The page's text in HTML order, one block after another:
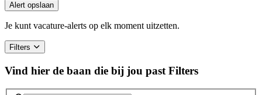
Alert opslaan
Je kunt vacature-alerts op elk moment uitzetten.
Filters
Vind hier de baan die bij jou past Filters